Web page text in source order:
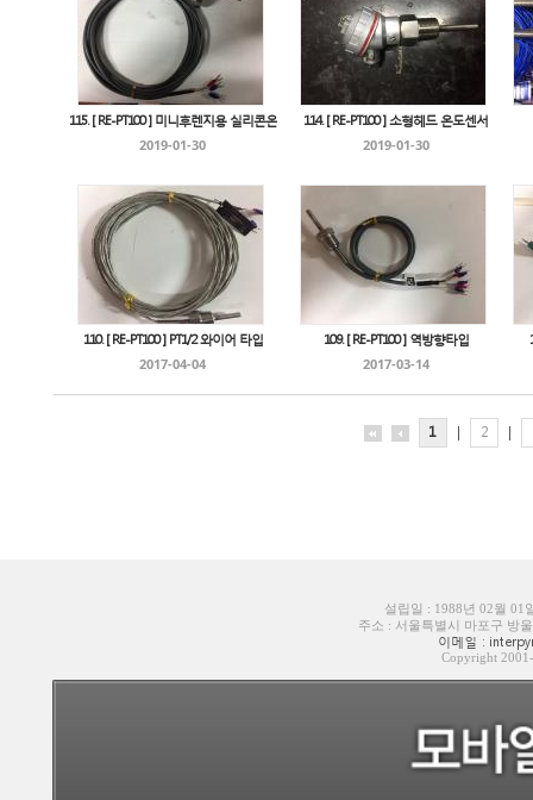
115. [ RE-PT100 ] 미니후렌지용 실리콘온
2019-01-30
114. [ RE-PT100 ] 소형헤드 온도센서
2019-01-30
110. [ RE-PT100 ] PT1/2 와이어 타입
2017-04-04
109. [ RE-PT100 ] 역방향타입
2017-03-14
1 | 2 |
설립일 : 1988년 02월
주소 : 서울특별시 마포구 방
이메일 :
Copyright